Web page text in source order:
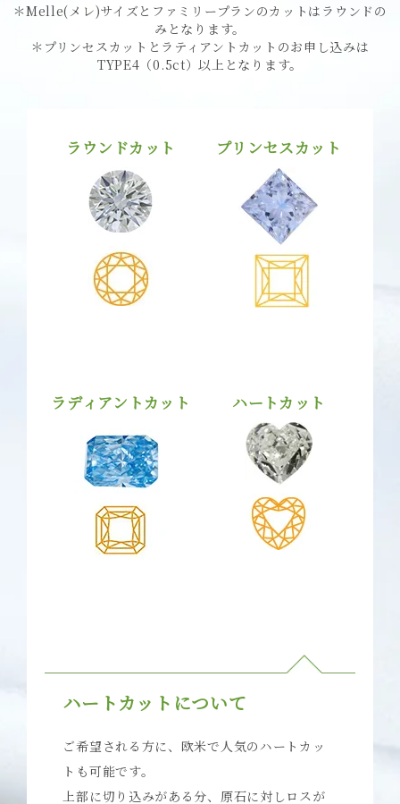
＊Melle(メレ)サイズとファミリープランのカットはラウンドの
みとなります。
＊プリンセスカットとラティアントカットのお申し込みは
TYPE4（0.5ct）以上となります。
ラウンドカット プリンセスカット
ラディアントカット ハートカット
ハートカットについて
ご希望される方に、欧米で人気のハートカッ
トも可能です。
上部に切り込みがある分、原石に対しロスが